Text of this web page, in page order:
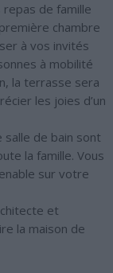
de famille
chambre
à vos invités
à mobilité
la terrasse sera
les joies d’un
de bain sont
la famille. Vous
sur votre
et
la maison de